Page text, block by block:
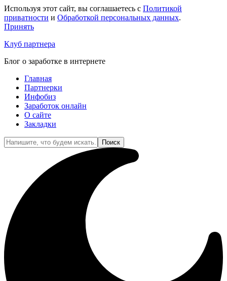
Используя этот сайт, вы соглашаетесь с Политикой
приватности и Обработкой персональных данных.
Принять
Клуб партнера
Блог о заработке в интернете
Главная
Партнерки
Инфобиз
Заработок онлайн
О сайте
Закладки